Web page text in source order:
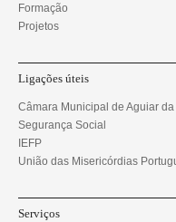
Formação
Projetos
Ligações úteis
Câmara Municipal de Aguiar
Segurança Social
IEFP
União das Misericórdias
Serviços